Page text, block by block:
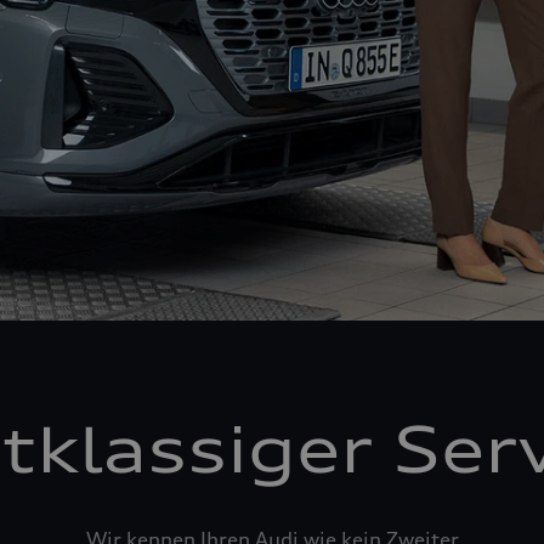
Wir kennen Ihren Audi wie kein Zweiter